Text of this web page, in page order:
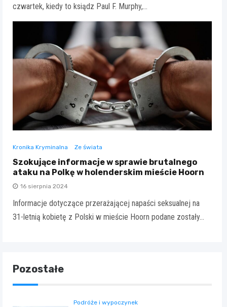
czwartek, kiedy to ksiądz Paul F. Murphy,…
Kronika Kryminalna Ze świata
Szokujące informacje w sprawie brutalnego
ataku na Polkę w holenderskim mieście Hoorn
16 sierpnia 2024
Informacje dotyczące przerażającej napaści seksualnej na
31-letnią kobietę z Polski w mieście Hoorn podane zostały…
Pozostałe
Podróże i wypoczynek